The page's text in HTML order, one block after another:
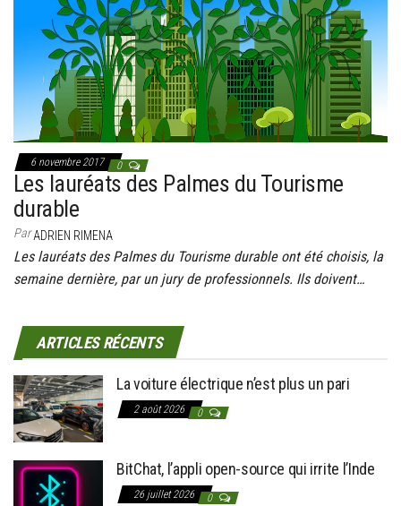
a
6 novembre 2017 0
Les lauréats des Palmes du Tourisme
durable
ParADRIEN RIMENA
Les lauréats des Palmes du Tourisme durable ont été choisis, la
semaine dernière, par un jury de professionnels. Ils doivent…
ARTICLES RÉCENTS
La voiture électrique n’est plus un pari
2 août 2026 0
BitChat, l’appli open-source qui irrite l’Inde
26 juillet 2026 0